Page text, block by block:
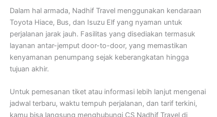
Dalam hal armada, Nadhif Travel menggunakan kendaraan
Toyota Hiace, Bus, dan Isuzu Elf yang nyaman untuk
perjalanan jarak jauh. Fasilitas yang disediakan termasuk
layanan antar-jemput door-to-door, yang memastikan
kenyamanan penumpang sejak keberangkatan hingga
tujuan akhir.
Untuk pemesanan tiket atau informasi lebih lanjut mengenai
jadwal terbaru, waktu tempuh perjalanan, dan tarif terkini,
kamu bisa langsung menghubungi CS Nadhif Travel di